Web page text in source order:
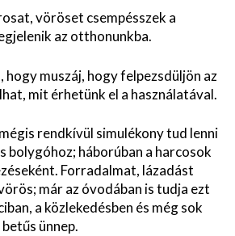
vöröset csempésszek a
az otthonunkba.
muszáj, hogy felpezsdüljön az
mit érhetünk el a használatával.
rendkívül simulékony tud lenni
bolygóhoz; háborúban a harcosok
Forradalmat, lázadást
már az óvodában is tudja ezt
a közlekedésben és még sok
ünnep.